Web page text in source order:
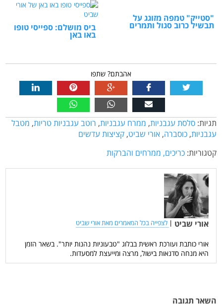
"סטייק" טמפה מזוגג על
תבשיל כרוב סגול ותמרים ביס מושלם: ספייסי טופו
באו באן
אהבתם? שתפו
תגיות: סלסת עגבניות, ממרח עגבניות, רוטב עגבניות טריות, מטבל
עגבניות, כוסברה, אורי שביט, קציצות עדשים
קטגוריות: כריכים, ממרחים והברקות
אורי שביט | לצפייה בכל המאמרים מאת אורי שביט
אורי כותבת ועורכת ראשית בבלוג "טבעוניות נהנות יותר". בשאר הזמן
היא מנחה סדנאות בישול, מרצה ומייעצת למסעדות.
השאר תגובה